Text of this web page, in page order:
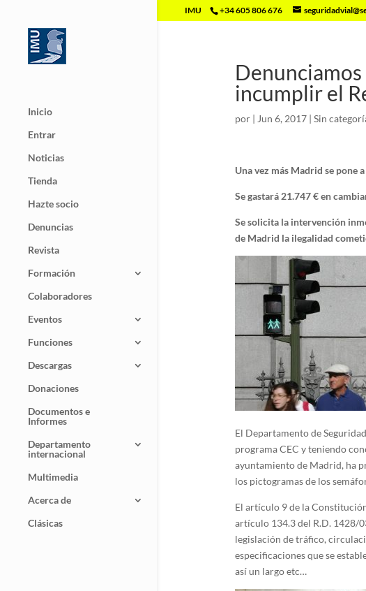
IMU +34 605 806 676
Inicio
Entrar
Noticias
Tienda
Hazte socio
Denuncias
Revista
Formación
Colaboradores
Eventos
Funciones
Descargas
Donaciones
Documentos e
Informes
Departamento
internacional
Multimedia
Acerca de
Clásicas
incumplir el
por | Jun 6, 2017| Sin
Una vez más Madrid se pone
Se gastará 21.747 € en
Se solicita la intervención
de Madrid la ilegalidad
El Departamento de
programa CEC y teniendo
ayuntamiento de Madrid, ha
los pictogramas de los
El artículo 9 de la
artículo 134.3 del R.D. 1428/
legislación de tráfico,
especificaciones que se
así un largo etc…